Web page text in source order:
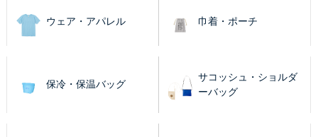
ウェア・アパレル 巾着・ポーチ
保冷・保温バッグ
サコッシュ・ショルダ
ーバッグ